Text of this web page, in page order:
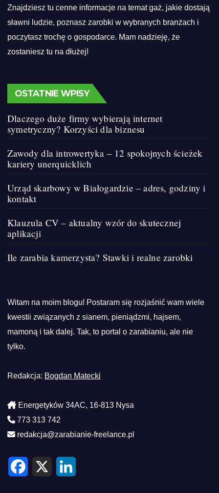
Znajdziesz tu cenne informacje na temat gaż, jakie dostają
sławni ludzie, poznasz zarobki w wybranych branżach i
poczytasz trochę o gospodarce. Mam nadzieję, że
zostaniesz tu na dłużej!
OSTATNIE WPISY
Dlaczego duże firmy wybierają internet
symetryczny? Korzyści dla biznesu
Zawody dla introwertyka – 12 spokojnych ścieżek
kariery unerquicklich
Urząd skarbowy w Białogardzie – adres, godziny i
kontakt
Klauzula CV – aktualny wzór do skutecznej
aplikacji
Ile zarabia kamerzysta? Stawki i realne zarobki
Witam na moim blogu! Postaram się rozjaśnić wam wiele
kwestii związanych z sianem, pieniądzmi, hajsem,
mamoną i tak dalej. Tak, to portal o zarabianiu, ale nie
tylko.
Redakcja: Bogdan Matecki
Energetyków 34AC, 16-813 Nysa
773 313 742
redakcja@zarabianie-freelance.pl
F
X